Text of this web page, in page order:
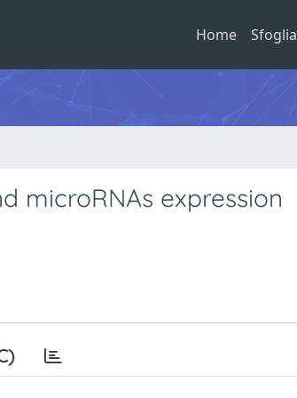
Home Sfoglia
microRNAs expression